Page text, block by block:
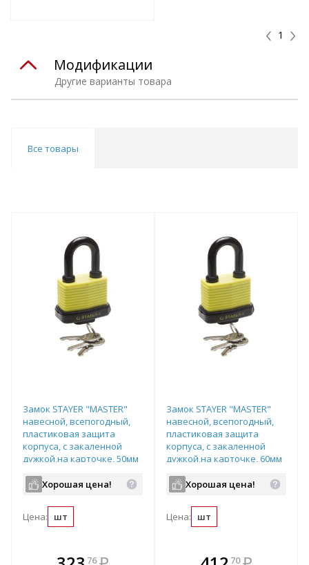
1
Другие варианты товара
Модификации
Все товары
Замок STAYER "MASTER"
навесной, всепогодный,
пластиковая защита
корпуса, с закаленной
дужкой,на карточке, 50мм
Хорошая цена!
Цена: шт
76
В комплекте
Замок STAYER "MASTER"
навесной, всепогодный,
пластиковая защита
корпуса, с закаленной
дужкой,на карточке, 60мм
Хорошая цена!
Цена: шт
В комплекте
70